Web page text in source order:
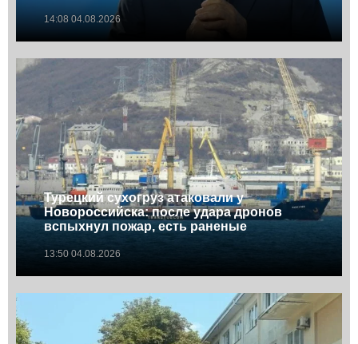
14:08 04.08.2026
Турецкий сухогруз атаковали у
Новороссийска: после удара дронов
вспыхнул пожар, есть раненые
13:50 04.08.2026